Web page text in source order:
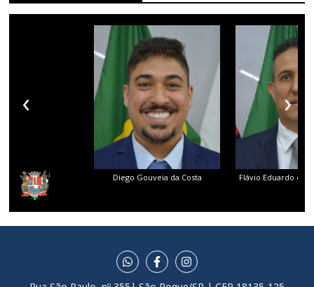
Diego Gouveia da Costa Flávio Eduardo dos
‹ ›